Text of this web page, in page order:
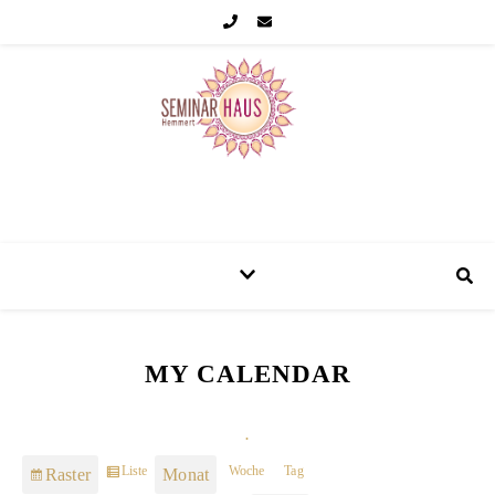
MY CALENDAR
.
Anzeigen
Raster
Ansicht
Liste Monat Woche Tag